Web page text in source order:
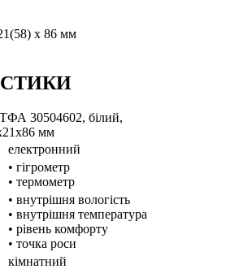
х 86 мм
30504602, білий,
мм
електронний
• гігрометр
• термометр
• внутрішня вологість
• внутрішня температура
• рівень комфорту
• точка роси
кімнатний